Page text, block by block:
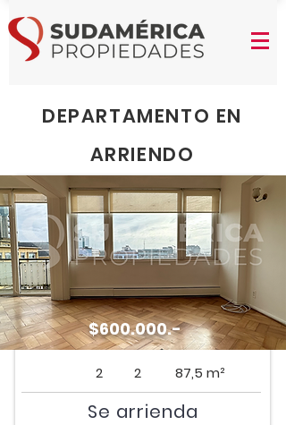
DEPARTAMENTO EN
ARRIENDO
$600.000.-
2 2 87,5 m²
Se arrienda